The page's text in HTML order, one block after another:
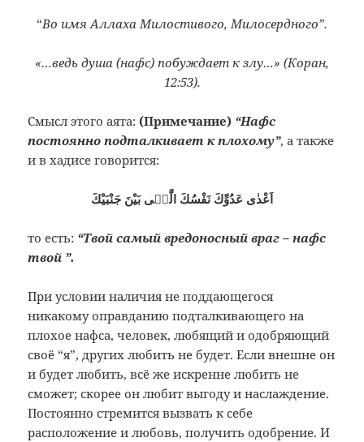
“Во имя Аллаха Милостивого, Милосердного”.
«…ведь душа (нафс) побуждает к злу…» (Коран,
12:53).
Смысл этого аята: (Примечание) “Нафс
постоянно подталкивает к плохому”, а также
и в хадисе говорится:
اَعْدٰى عَدُوِّكَ نَفْسُكَ الَّتٖى بَيْنَ جَنْبَيْكَ
то есть: “Твой самый вредоносный враг – нафс
твой ”.
При условии наличия не поддающегося
никакому оправданию подталкивающего на
плохое нафса, человек, любящий и одобряющий
своё “я”, других любить не будет. Если внешне он
и будет любить, всё же искренне любить не
сможет; скорее он любит выгоду и наслаждение.
Постоянно стремится вызвать к себе
расположение и любовь, получить одобрение. И